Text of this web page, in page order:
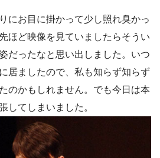
にお目に掛かって少し照れ臭かっ
ほど映像を見ていましたらそうい
だったなと思い出しました。いつ
居ましたので、私も知らず知らず
のかもしれません。でも今日は本
してしまいました。